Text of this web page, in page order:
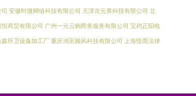
安徽时微网络科技有限公司 天津次元界科技有限公司 北
商贸有限公司 广州一元云购商务服务有限公司 宝鸡正阳电
鑫环卫设备加工厂 重庆润宏频风科技有限公司 上海悟商法律